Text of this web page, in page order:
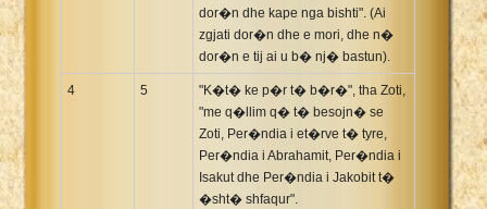
dor�n dhe kape nga bishti". (Ai
zgjati dor�n dhe e mori, dhe n�
dor�n e tij ai u b� nj� bastun).
4 5
"K�t� ke p�r t� b�r�", tha Zoti,
"me q�llim q� t� besojn� se
Zoti, Per�ndia i et�rve t� tyre,
Per�ndia i Abrahamit, Per�ndia i
Isakut dhe Per�ndia i Jakobit t�
�sht� shfaqur".